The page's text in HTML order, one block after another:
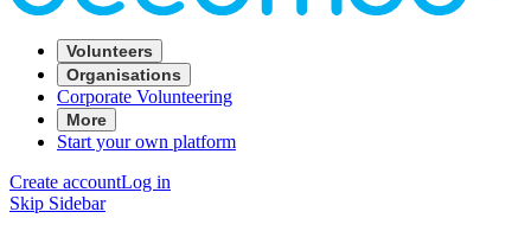
Volunteers
Organisations
Corporate Volunteering
More
Start your own platform
Create accountLog in
Skip Sidebar